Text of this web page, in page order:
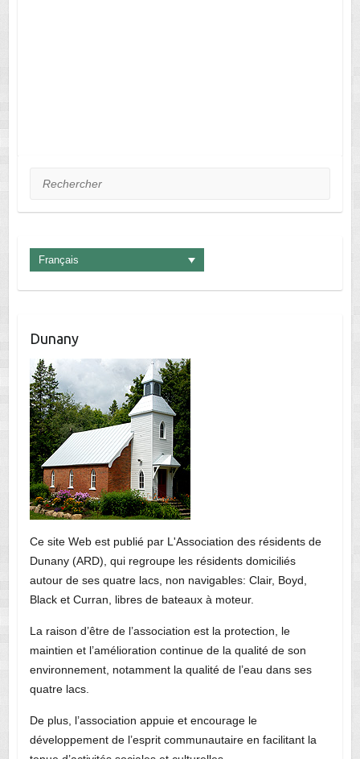
Rechercher
Français
Dunany
Ce site Web est publié par L'Association des résidents de
Dunany (ARD), qui regroupe les résidents domiciliés
autour de ses quatre lacs, non navigables: Clair, Boyd,
Black et Curran, libres de bateaux à moteur.
La raison d’être de l’association est la protection, le
maintien et l’amélioration continue de la qualité de son
environnement, notamment la qualité de l’eau dans ses
quatre lacs.
De plus, l’association appuie et encourage le
développement de l’esprit communautaire en facilitant la